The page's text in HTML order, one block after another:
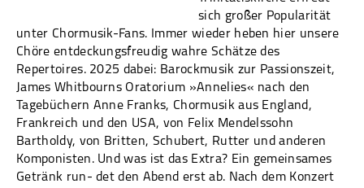
sich großer Popularität
unter Chormusik-Fans. Immer wieder heben hier unsere
Chöre entdeckungsfreudig wahre Schätze des
Repertoires. 2025 dabei: Barockmusik zur Passionszeit,
James Whitbourns Oratorium »Annelies« nach den
Tagebüchern Anne Franks, Chormusik aus England,
Frankreich und den USA, von Felix Mendelssohn
Bartholdy, von Britten, Schubert, Rutter und anderen
Komponisten. Und was ist das Extra? Ein gemeinsames
Getränk run- det den Abend erst ab. Nach dem Konzert